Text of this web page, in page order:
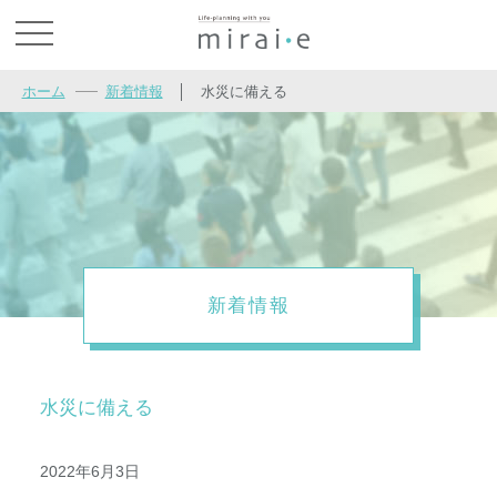
ホーム 新着情報 水災に備える
新着情報
水災に備える
2022年6月3日